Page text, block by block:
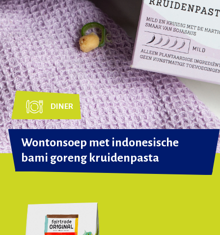
DINER
Wontonsoep met indonesische
bami goreng kruidenpasta